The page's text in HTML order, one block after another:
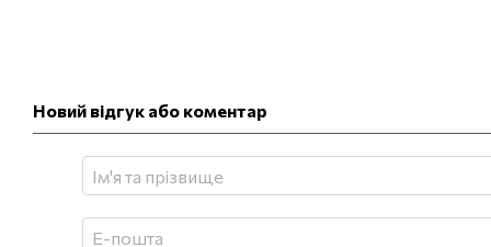
Новий відгук або коментар